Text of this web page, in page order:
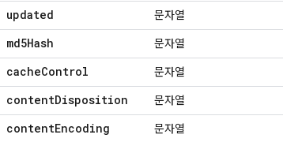
updated 문자열
md5Hash 문자열
cacheControl 문자열
contentDisposition 문자열
contentEncoding 문자열